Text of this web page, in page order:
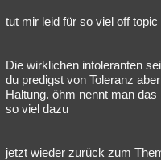
tut mir leid für so viel off
Die wirklichen intoleranten
du predigst von Toleranz
Haltung. öhm nennt man
so viel dazu
jetzt wieder zurück zum